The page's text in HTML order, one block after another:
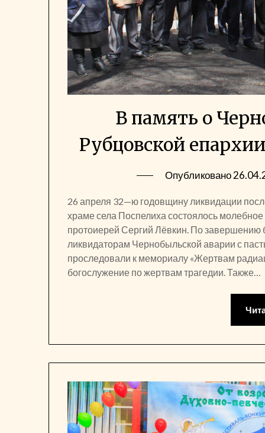
В память о
Рубцовской
Опубликовано
26 апреля 32—ю годовщину ликвидации
храме села Поспелиха состоялось
протоиерей Сергий Лёвкин. По завершению
ликвидаторам Чернобыльской аварии с
проследовали к мемориалу «Жертвам
богослужение по жертвам трагедии. Также…